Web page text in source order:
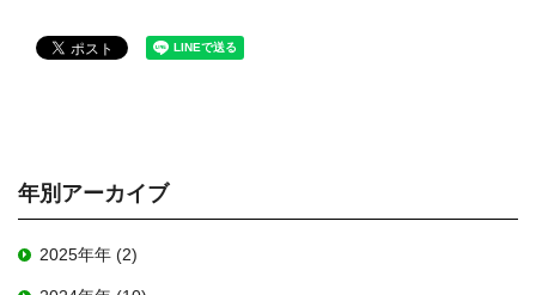
年別アーカイブ
2025年年 (2)